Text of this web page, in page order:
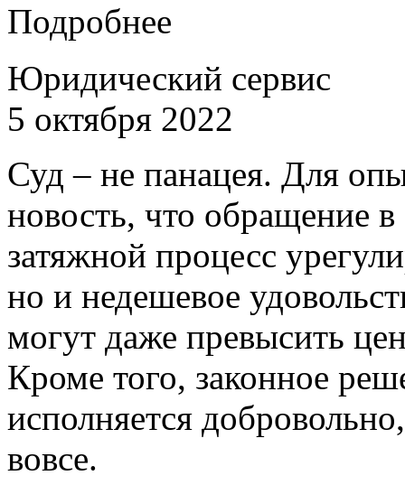
Подробнее
Юридический сервис
5 октября 2022
Суд – не панацея. Для
новость, что обращение в
затяжной процесс
но и недешевое
могут даже превысить
Кроме того, законное
исполняется
вовсе.